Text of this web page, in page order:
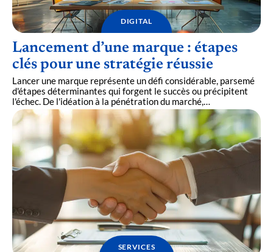
DIGITAL
Lancement d’une marque : étapes
clés pour une stratégie réussie
Lancer une marque représente un défi considérable, parsemé
d'étapes déterminantes qui forgent le succès ou précipitent
l'échec. De l'idéation à la pénétration du marché,…
SERVICES